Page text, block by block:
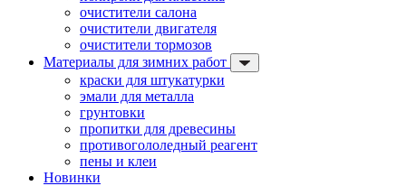
очистители салона
очистители двигателя
очистители тормозов
Материалы для зимних работ
краски для штукатурки
эмали для металла
грунтовки
пропитки для древесины
противогололедный реагент
пены и клеи
Новинки